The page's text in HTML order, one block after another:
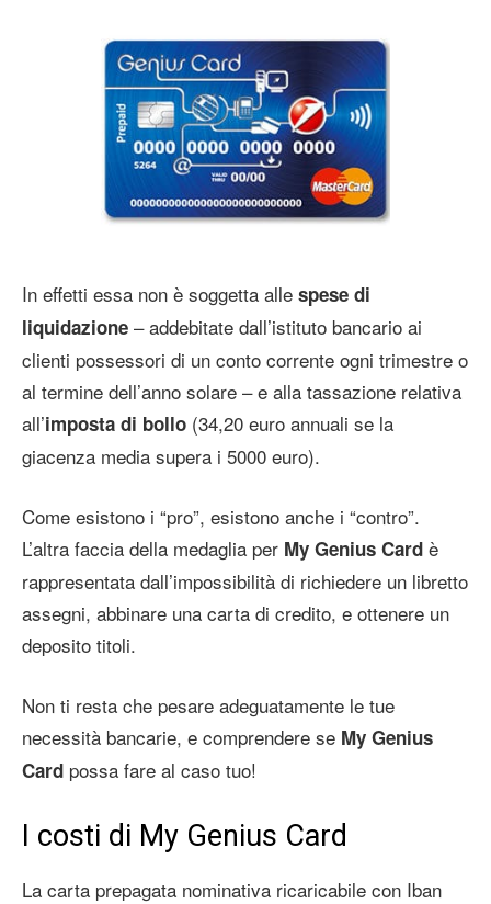
In effetti essa non è soggetta alle spese di
liquidazione – addebitate dall’istituto bancario ai
clienti possessori di un conto corrente ogni trimestre o
al termine dell’anno solare – e alla tassazione relativa
all’imposta di bollo (34,20 euro annuali se la
giacenza media supera i 5000 euro).
Come esistono i “pro”, esistono anche i “contro”.
L’altra faccia della medaglia per My Genius Card è
rappresentata dall’impossibilità di richiedere un libretto
assegni, abbinare una carta di credito, e ottenere un
deposito titoli.
Non ti resta che pesare adeguatamente le tue
necessità bancarie, e comprendere se My Genius
Card possa fare al caso tuo!
I costi di My Genius Card
La carta prepagata nominativa ricaricabile con Iban